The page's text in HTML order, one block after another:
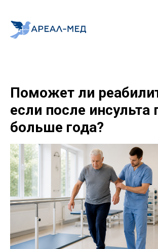
Поможет ли
если после
больше года?